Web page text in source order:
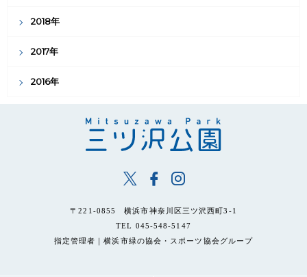
2018年
2017年
2016年
〒221-0855 横浜市神奈川区三ツ沢西町3-1
TEL 045-548-5147
指定管理者｜横浜市緑の協会・スポーツ協会グループ